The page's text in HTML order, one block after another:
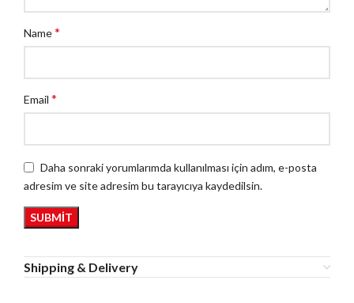
Name*
Email *
Daha sonraki yorumlarımda kullanılması için adım, e-posta
adresim ve site adresim bu tarayıcıya kaydedilsin.
Shipping & Delivery